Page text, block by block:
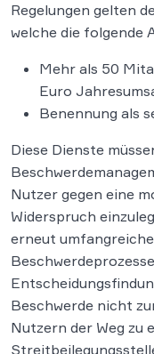
Regelungen gelten
welche die folgende
Mehr als 50
Euro
Benennung als
Diese Dienste
Nutzer gegen eine
Widerspruch
erneut
Beschwerde nicht
Nutzern der Weg zu